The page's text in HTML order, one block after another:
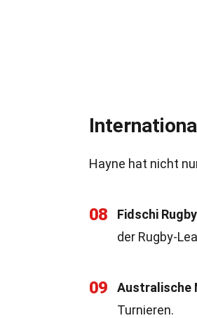
Hayne hat nicht
08 Fidschi
der Rugby-
09 Australische
Turnieren.